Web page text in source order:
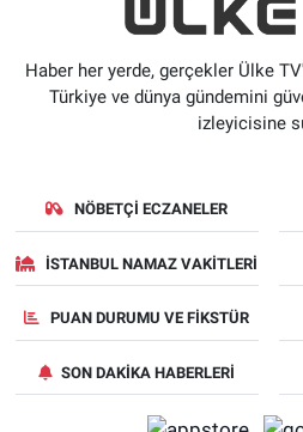
Haber her yerde, gerçekler Ülke
Türkiye ve dünya gündemini
izleyicisine
NÖBETÇI ECZANELER
İSTANBUL NAMAZ VAKITLERI
PUAN DURUMU VE FIKSTÜR
SON DAKIKA HABERLERI